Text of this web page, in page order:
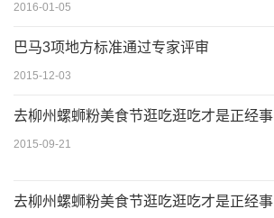
2016-01-05
巴马3项地方标准通过专家评审
2015-12-03
去柳州螺蛳粉美食节逛吃逛吃才是正经事
2015-09-21
去柳州螺蛳粉美食节逛吃逛吃才是正经事